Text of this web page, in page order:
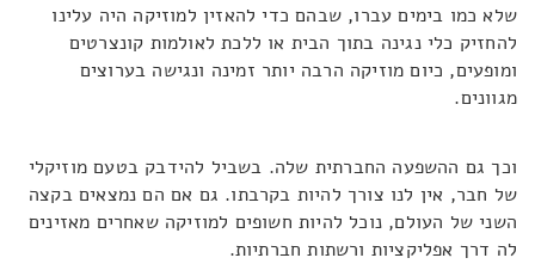
שלא כמו בימים עברו, שבהם כדי להאזין למוזיקה היה עלינו
להחזיק כלי נגינה בתוך הבית או ללכת לאולמות קונצרטים
ומופעים, כיום מוזיקה הרבה יותר זמינה ונגישה בערוצים
מגוונים.
וכך גם ההשפעה החברתית שלה. בשביל להידבק בטעם מוזיקלי
של חבר, אין לנו צורך להיות בקרבתו. גם אם הם נמצאים בקצה
השני של העולם, נוכל להיות חשופים למוזיקה שאחרים מאזינים
לה דרך אפליקציות ורשתות חברתיות.